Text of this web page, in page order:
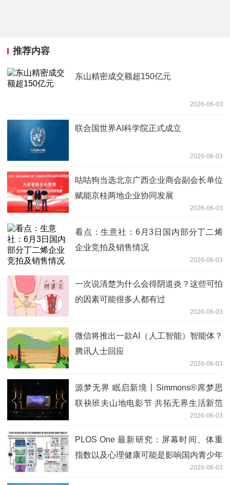
推荐内容
东山精密成交额超150亿元
2026-06-03
联合国世界AI科学院正式成立
2026-06-03
咕咕狗当选北京广西企业商会副会长单位
赋能京桂两地企业协同发展
2026-06-03
看点：生意社：6月3日国内部分丁二烯
企业竞拍及销售情况
2026-06-03
一次说清楚为什么会得阴道炎？这些可怕
的因素可能很多人都有过
2026-06-03
微信将推出一款AI（人工智能）智能体？
腾讯人士回应
2026-06-03
源梦无界 眠启新境丨Simmons®席梦思
联袂班夫山地电影节 共拓无界生活新范
2026-06-03
PLOS One 最新研究：屏幕时间、体重
指数以及心理健康可能是影响国内青少年
2026-06-03